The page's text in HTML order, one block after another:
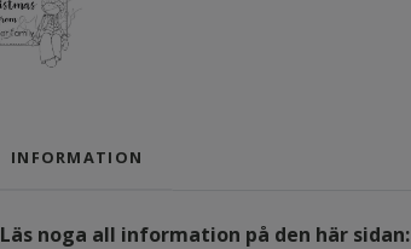
INFORMATION
Läs noga all information på den här sidan: